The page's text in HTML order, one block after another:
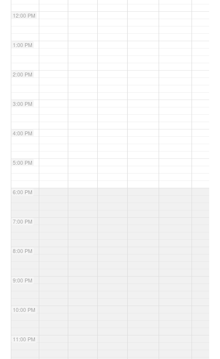
12:00 PM
1:00 PM
2:00 PM
3:00 PM
4:00 PM
5:00 PM
6:00 PM
7:00 PM
8:00 PM
9:00 PM
10:00 PM
11:00 PM